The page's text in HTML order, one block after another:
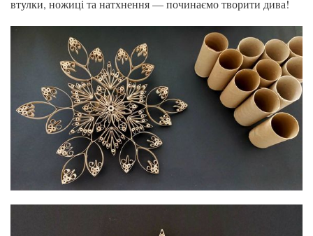
втулки, ножиці та натхнення — починаємо творити дива!